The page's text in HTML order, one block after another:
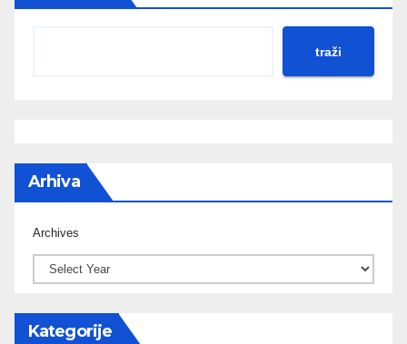
traži
Arhiva
Archives
Kategorije